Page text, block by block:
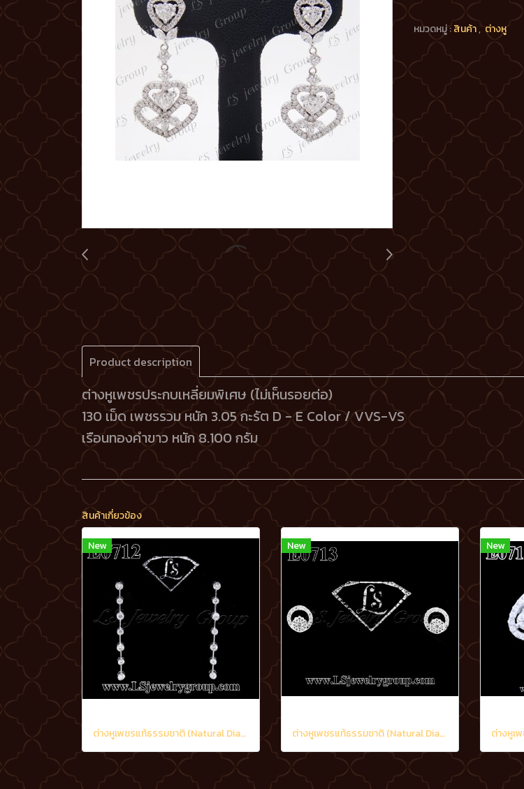
หมวดหมู่ :สินค้า, ต่างหู
Product description
ต่างหูเพชรประกบเหลี่ยมพิเศษ (ไม่เห็นรอยต่อ)
130 เม็ดเพชรรวม หนัก 3.05 กะรัต D - E Color / VVS-VS
เรือนทองคำขาว หนัก 8.100 กรัม
สินค้าเกี่ยวข้อง
New
ต่างหูเพชรแท้ธรรมชาติ (Natural Diamonds) 1.20 Ct.
New
ต่างหูเพชรแท้ธรรมชาติ (Natural Diamonds) 0.48 Ct.
New